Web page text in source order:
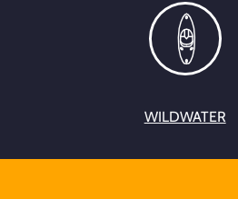
WILDWATER